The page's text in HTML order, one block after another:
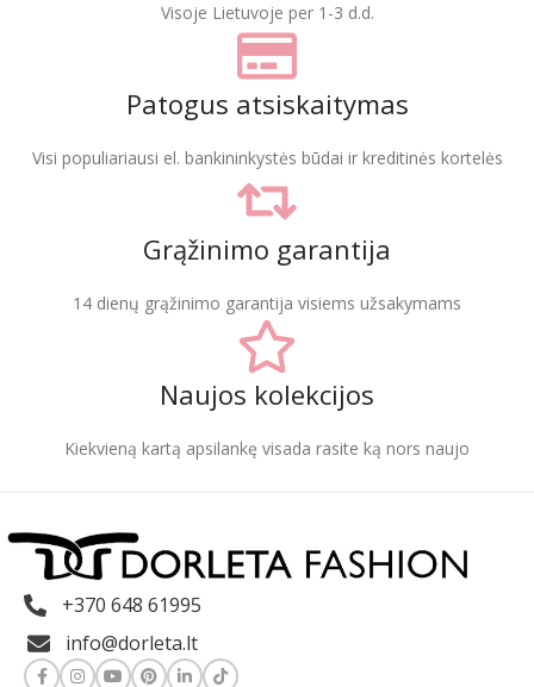
Visoje Lietuvoje per 1-3 d.d.
Patogus atsiskaitymas
Visi populiariausi el. bankininkystės būdai ir kreditinės kortelės
Grąžinimo garantija
14 dienų grąžinimo garantija visiems užsakymams
Naujos kolekcijos
Kiekvieną kartą apsilankę visada rasite ką nors naujo
+370 648 61995
info@dorleta.lt